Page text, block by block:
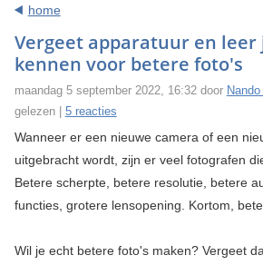
home
Vergeet apparatuur en
kennen voor betere foto's
maandag 5 september 2022, 16:32 door
gelezen | 5 reacties
Wanneer er een nieuwe camera of een
uitgebracht wordt, zijn er veel fotografen
Betere scherpte, betere resolutie, betere
functies, grotere lensopening. Kortom,
Wil je echt betere foto's maken? Vergeet